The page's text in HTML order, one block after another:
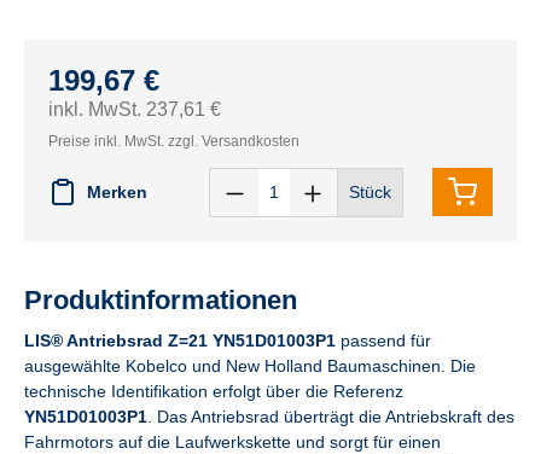
199,67 €
inkl. MwSt. 237,61 €
Preise inkl. MwSt. zzgl. Versandkosten
Merken Stück
Produktinformationen
LIS® Antriebsrad Z=21 YN51D01003P1 passend für
ausgewählte Kobelco und New Holland Baumaschinen. Die
technische Identifikation erfolgt über die Referenz
YN51D01003P1 . Das Antriebsrad überträgt die Antriebskraft des
Fahrmotors auf die Laufwerkskette und sorgt für einen